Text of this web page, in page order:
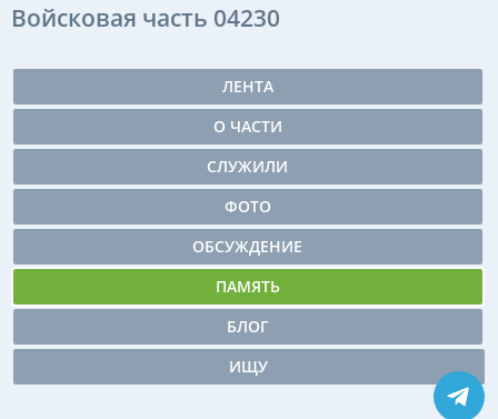
Войсковая часть 04230
ЛЕНТА
О ЧАСТИ
СЛУЖИЛИ
ФОТО
ОБСУЖДЕНИЕ
ПАМЯТЬ
БЛОГ
ИЩУ